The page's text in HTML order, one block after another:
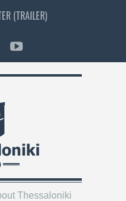
(TRAILER)
Thessaloniki